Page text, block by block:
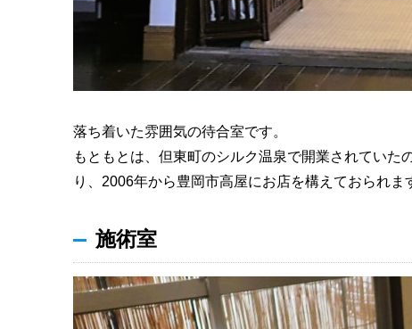
落ち着いた雰囲気の待合室です。
もともとは、但東町のシルク温泉で開業されてい
り、2006年から豊岡市高屋にお店を構えておられま
施術室